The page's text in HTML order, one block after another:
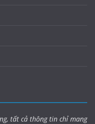
tất cả thông tin chỉ mang